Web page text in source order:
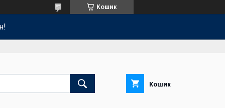
Кошик
Кошик